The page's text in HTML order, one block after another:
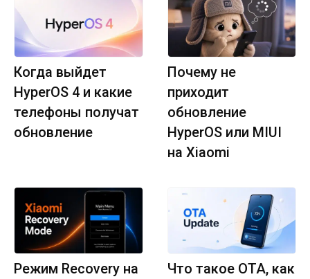
Когда выйдет
HyperOS 4 и какие
телефоны получат
обновление
Почему не
приходит
обновление
HyperOS или MIUI
на Xiaomi
Режим Recovery на Что такое OTA, как